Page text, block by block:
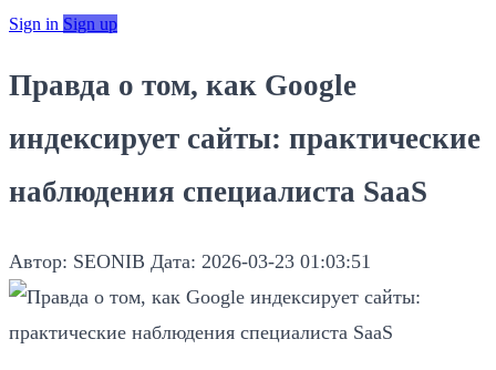
Sign in Sign up
Правда о том, как Google
индексирует сайты: практические
наблюдения специалиста SaaS
Автор: SEONIB Дата: 2026-03-23 01:03:51